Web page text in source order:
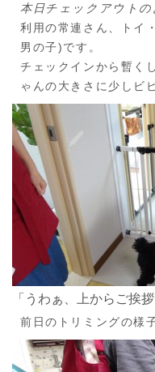
本日チェックアウトの
利用の常連さん、トイ
男の子)です。
チェックインから暫く
ゃんの大きさに少しビ
「うわぁ、上からご挨
前日のトリミングの様